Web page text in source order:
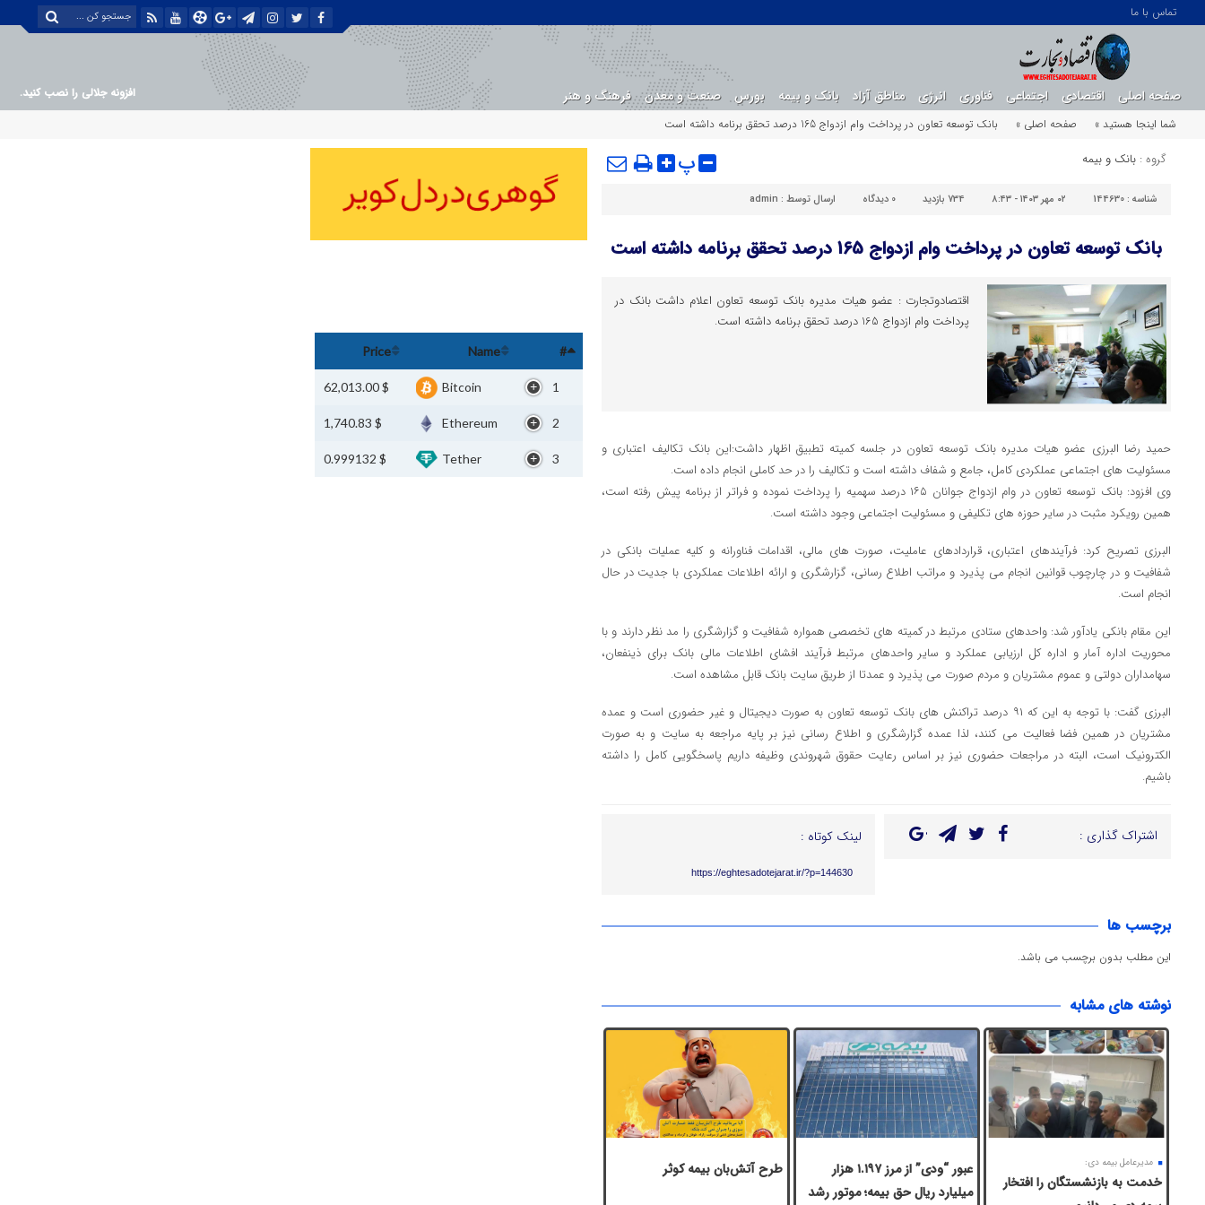
تماس با ما
صفحه اصلی اقتصادی اجتماعی فناوری انرژی مناطق آزاد بانک و بیمه بورس صنعت و معدن فرهنگ و هنر
افزونه جلالی را نصب کنید.
شما اینجا هستید »
صفحه اصلی » بانک توسعه تعاون در پرداخت وام ازدواج 165 درصد تحقق برنامه داشته است
گروه : بانک و بیمه پ
شناسه : 144630 ۰۲ مهر ۱۴۰۳ - ۸:۴۳ 734 بازدید 0 دیدگاه ارسال توسط : admin
بانک توسعه تعاون در پرداخت وام ازدواج 165 درصد تحقق برنامه داشته است
اقتصادوتجارت : عضو هیات مدیره بانک توسعه تعاون اعلام داشت بانک در
پرداخت وام ازدواج 165 درصد تحقق برنامه داشته است.
حمید رضا البرزی عضو هیات مدیره بانک توسعه تعاون در جلسه کمیته تطبیق اظهار داشت:این بانک تکالیف اعتباری و
مسئولیت های اجتماعی عملکردی کامل، جامع و شفاف داشته است و تکالیف را در حد کاملی انجام داده است.
وی افزود: بانک توسعه تعاون در وام ازدواج جوانان ۱۶۵ درصد سهمیه را پرداخت نموده و فراتر از برنامه پیش رفته است،
همین رویکرد مثبت در سایر حوزه های تکلیفی و مسئولیت اجتماعی وجود داشته است.
البرزی تصریح کرد: فرآیندهای اعتباری، قراردادهای عاملیت، صورت های مالی، اقدامات فناورانه و کلیه عملیات بانکی در
شفافیت و در چارچوب قوانین انجام می پذیرد و مراتب اطلاع رسانی، گزارشگری و ارائه اطلاعات عملکردی با جدیت در حال
انجام است.
این مقام بانکی یادآور شد: واحدهای ستادی مرتبط در کمیته های تخصصی همواره شفافیت و گزارشگری را مد نظر دارند و با
محوریت اداره آمار و اداره کل ارزیابی عملکرد و سایر واحدهای مرتبط فرآیند افشای اطلاعات مالی بانک برای ذینفعان،
سهامداران دولتی و عموم مشتریان و مردم صورت می پذیرد و عمدتا از طریق سایت بانک قابل مشاهده است.
البرزی گفت: با توجه به این که ۹۱ درصد تراکنش های بانک توسعه تعاون به صورت دیجیتال و غیر حضوری است و عمده
مشتریان در همین فضا فعالیت می کنند، لذا عمده گزارشگری و اطلاع رسانی نیز بر پایه مراجعه به سایت و به صورت
الکترونیک است، البته در مراجعات حضوری نیز بر اساس رعایت حقوق شهروندی وظیفه داریم پاسخگویی کامل را داشته
باشیم.
اشتراک گذاری : لینک کوتاه :
https://eghtesadotejarat.ir/?p=144630
برچسب ها
این مطلب بدون برچسب می باشد.
نوشته های مشابه
مدیرعامل بیمه دی:
خدمت به بازنشستگان‌ را افتخار
عبور “ودی” از مرز ۱.۱۹۷ هزار
میلیارد ریال حق بیمه؛ موتور رشد
طرح آتش‌بان بیمه کوثر
#
Name
Price
1
Bitcoin
$ 62,013.00
2
Ethereum
$ 1,740.83
3
Tether
$ 0.999132